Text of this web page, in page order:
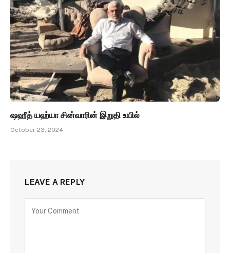
ஷஹீத் யஹ்யா சின்வாரின் இறுதி உயில்
October 23, 2024
LEAVE A REPLY